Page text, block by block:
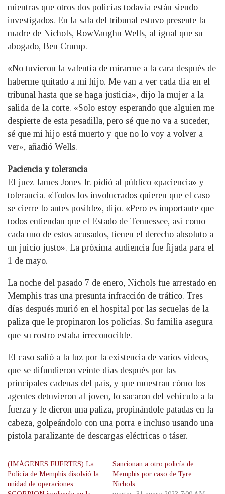
mientras que otros dos policías todavía están siendo
investigados. En la sala del tribunal estuvo presente la
madre de Nichols, RowVaughn Wells, al igual que su
abogado, Ben Crump.
«No tuvieron la valentía de mirarme a la cara después de
haberme quitado a mi hijo. Me van a ver cada día en el
tribunal hasta que se haga justicia», dijo la mujer a la
salida de la corte. «Solo estoy esperando que alguien me
despierte de esta pesadilla, pero sé que no va a suceder,
sé que mi hijo está muerto y que no lo voy a volver a
ver», añadió Wells.
Paciencia y tolerancia
El juez James Jones Jr. pidió al público «paciencia» y
tolerancia. «Todos los involucrados quieren que el caso
se cierre lo antes posible», dijo. «Pero es importante que
todos entiendan que el Estado de Tennessee, así como
cada uno de estos acusados, tienen el derecho absoluto a
un juicio justo». La próxima audiencia fue fijada para el
1 de mayo.
La noche del pasado 7 de enero, Nichols fue arrestado en
Memphis tras una presunta infracción de tráfico. Tres
días después murió en el hospital por las secuelas de la
paliza que le propinaron los policías. Su familia asegura
que su rostro estaba irreconocible.
El caso salió a la luz por la existencia de varios videos,
que se difundieron veinte días después por las
principales cadenas del país, y que muestran cómo los
agentes detuvieron al joven, lo sacaron del vehículo a la
fuerza y le dieron una paliza, propinándole patadas en la
cabeza, golpeándolo con una porra e incluso usando una
pistola paralizante de descargas eléctricas o táser.
(IMÁGENES FUERTES) La
Policía de Memphis disolvió la
unidad de operaciones
Sancionan a otro policía de
Memphis por caso de Tyre
Nichols